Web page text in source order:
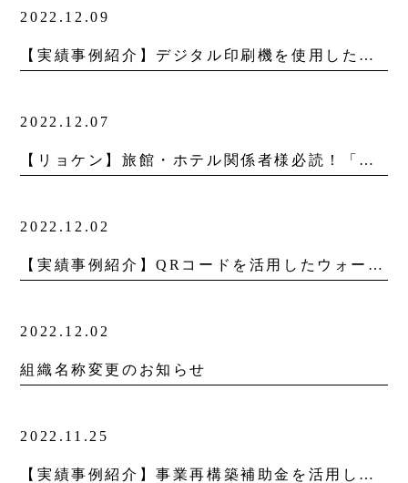
2022.12.09
【実績事例紹介】デジタル印刷機を使用した美術館の図録制作
2022.12.07
【リョケン】旅館・ホテル関係者様必読！「令和5年 旅館の経営指針」発行
2022.12.02
【実績事例紹介】QRコードを活用したウォーキングイベント
2022.12.02
組織名称変更のお知らせ
2022.11.25
【実績事例紹介】事業再構築補助金を活用したリノベーション